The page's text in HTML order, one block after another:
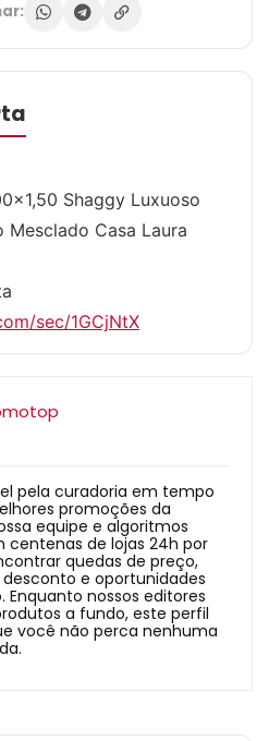
Shaggy Luxuoso
Mesclado Casa Laura
sec/1GCjNtX
pela curadoria em tempo
promoções da
equipe e algoritmos
centenas de lojas 24h por
quedas de preço,
e oportunidades
Enquanto nossos editores
a fundo, este perfil
você não perca nenhuma